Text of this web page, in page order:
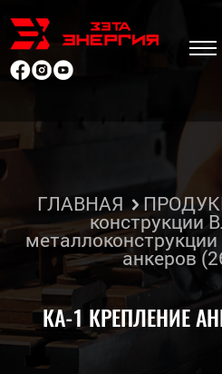
ГЛАВНАЯ
конструкции
металлоконструкции
анкеров
КА-1 КРЕПЛЕНИЕ